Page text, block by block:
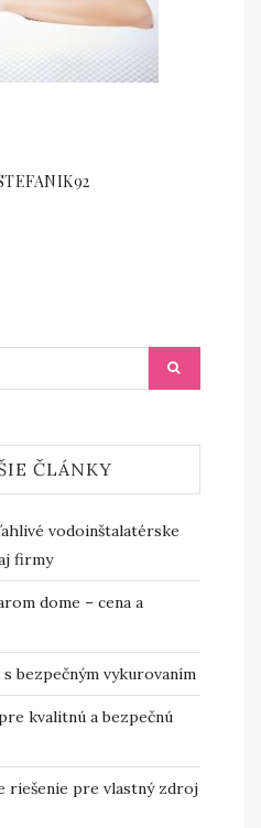
ČLÁNKY
vodoinštalatérske
firmy
dome – cena a
bezpečným vykurovaním
kvalitnú a bezpečnú
riešenie pre vlastný zdroj